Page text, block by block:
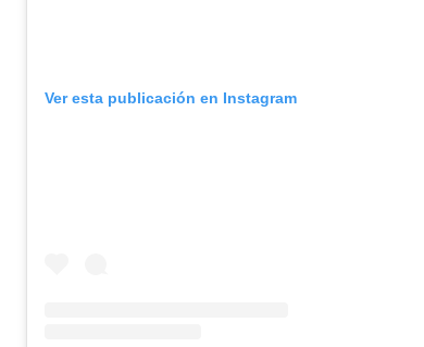
Ver esta publicación en Instagram